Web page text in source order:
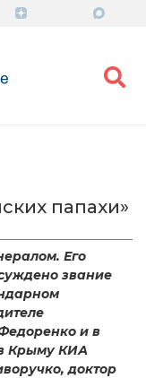
папахи»
Его
звание
и в
Крыму КИА
доктор